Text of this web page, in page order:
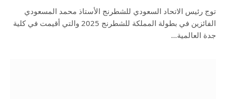
توج رئيس الاتحاد السعودي للشطرنج الأستاذ محمد المسعودي
الفائزين في بطولة المملكة للشطرنج 2025 والتي أقيمت في كلية
جدة العالمية…